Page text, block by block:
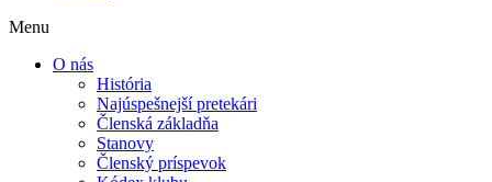
Menu
O nás
História
Najúspešnejší pretekári
Členská základňa
Stanovy
Členský príspevok